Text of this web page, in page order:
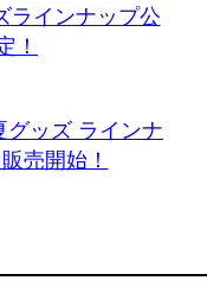
ラインナップ公
！
グッズ ラインナ
売開始！